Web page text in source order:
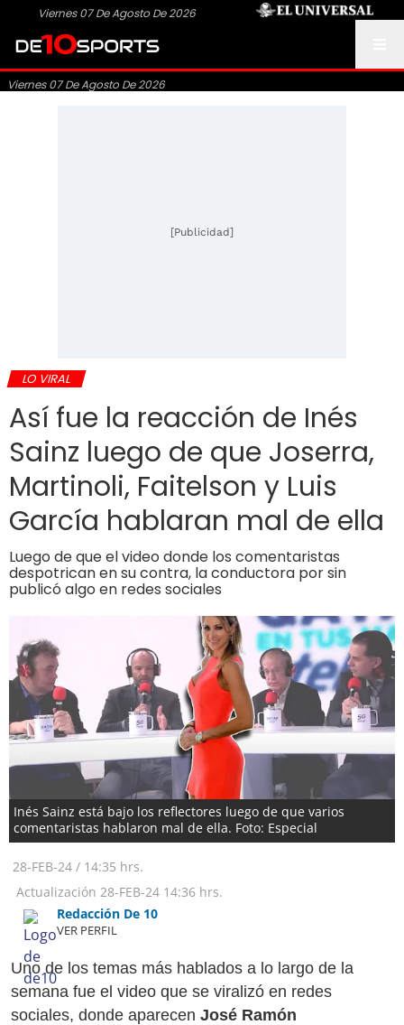
Viernes 07 De Agosto De 2026
Viernes 07 De Agosto De 2026
[Publicidad]
LO VIRAL
Así fue la reacción de Inés
Sainz luego de que Joserra,
Martinoli, Faitelson y Luis
García hablaran mal de ella
Luego de que el video donde los comentaristas
despotrican en su contra, la conductora por sin
publicó algo en redes sociales
Inés Sainz está bajo los reflectores luego de que varios
comentaristas hablaron mal de ella. Foto: Especial
28-FEB-24 / 14:35 hrs.
Actualización 28-FEB-24 14:36 hrs.
Redacción De 10
VER PERFIL
Uno de los temas más hablados a lo largo de la
semana fue el video que se viralizó en redes
sociales, donde aparecen José Ramón